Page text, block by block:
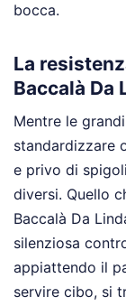
bocca.
La
Baccalà Da
Mentre le
standardizzare
e privo di
diversi. Quello
Baccalà Da
silenziosa
appiattendo il
servire cibo, si